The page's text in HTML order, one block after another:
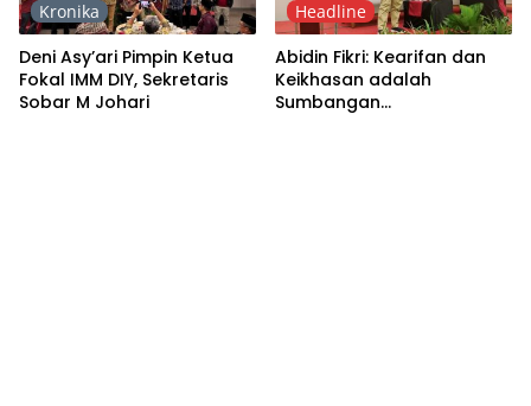
Kronika
Deni Asy’ari Pimpin Ketua
Fokal IMM DIY, Sekretaris
Sobar M Johari
Headline
Abidin Fikri: Kearifan dan
Keikhasan adalah
Sumbangan